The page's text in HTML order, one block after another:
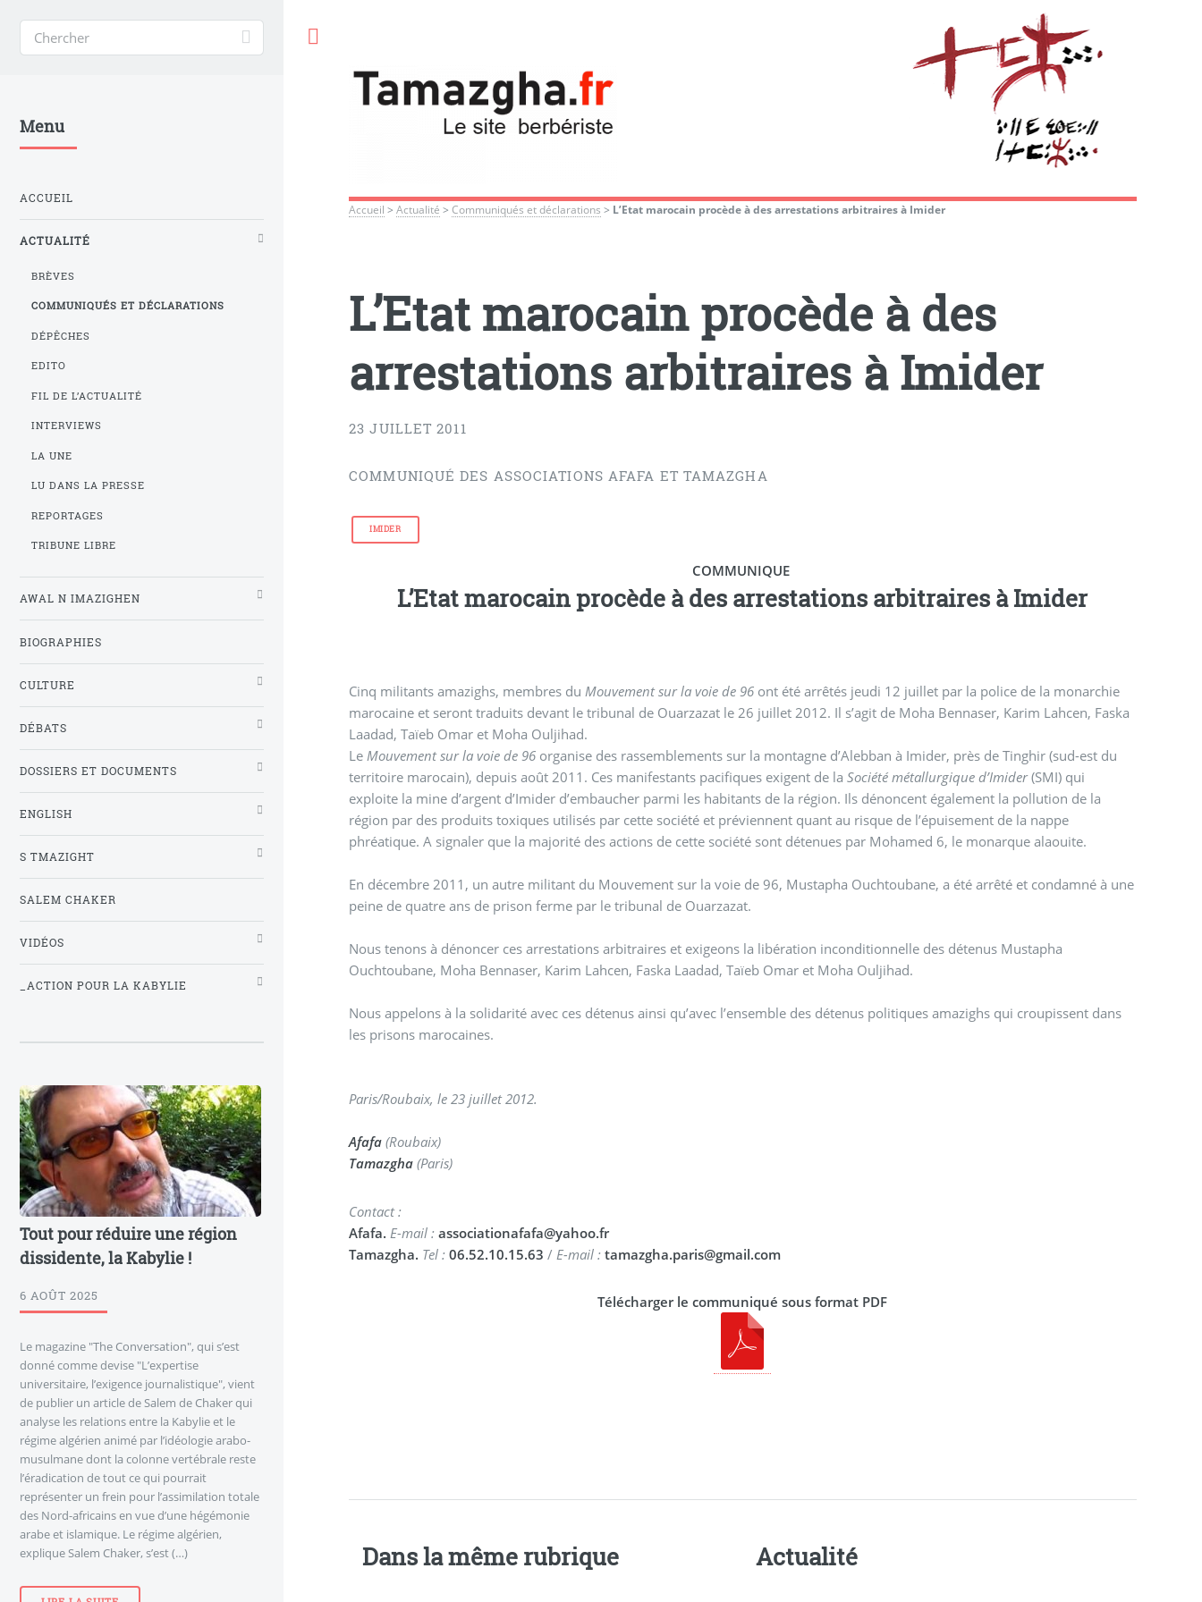
Accueil >Actualité >Communiqués et déclarations > L’Etat marocain procède à des arrestations arbitraires à Imider
L’Etat marocain procède à des
arrestations arbitraires à Imider
23 JUILLET 2011
COMMUNIQUÉ DES ASSOCIATIONS AFAFA ET TAMAZGHA
IMIDER
COMMUNIQUE
L’Etat marocain procède à des arrestations arbitraires à Imider
Cinq militants amazighs, membres duMouvement sur la voie de 96 ont été arrêtés jeudi 12 juillet par la police de la monarchie
marocaine et seront traduits devant le tribunal de Ouarzazat le 26 juillet 2012. Il s’agit de Moha Bennaser, Karim Lahcen, Faska
Laadad, Taïeb Omar et Moha Ouljihad.
LeMouvement sur la voie de 96 organise des rassemblements sur la montagne d’Alebban à Imider, près de Tinghir (sud-est du
territoire marocain), depuis août 2011. Ces manifestants pacifiques exigent de laSociété métallurgique d’Imider(SMI) qui
exploite la mine d’argent d’Imider d’embaucher parmi les habitants de la région. Ils dénoncent également la pollution de la
région par des produits toxiques utilisés par cette société et préviennent quant au risque de l’épuisement de la nappe
phréatique. A signaler que la majorité des actions de cette société sont détenues par Mohamed 6, le monarque alaouite.
En décembre 2011, un autre militant du Mouvement sur la voie de 96, Mustapha Ouchtoubane, a été arrêté et condamné à une
peine de quatre ans de prison ferme par le tribunal de Ouarzazat.
Nous tenons à dénoncer ces arrestations arbitraires et exigeons la libération inconditionnelle des détenus Mustapha
Ouchtoubane, Moha Bennaser, Karim Lahcen, Faska Laadad, Taïeb Omar et Moha Ouljihad.
Nous appelons à la solidarité avec ces détenus ainsi qu’avec l’ensemble des détenus politiques amazighs qui croupissent dans
les prisons marocaines.
Paris/Roubaix, le 23 juillet 2012.
Afafa(Roubaix)
Tamazgha (Paris)
Contact :
Afafa. E-mail :associationafafa@yahoo.fr
Tamazgha. Tel : 06.52.10.15.63 / E-mail : tamazgha.paris@gmail.com
Télécharger le communiqué sous format PDF
Dans la même rubrique Actualité
Menu
ACCUEIL
ACTUALITÉ
BRÈVES
COMMUNIQUÉS ET DÉCLARATIONS
DÉPÊCHES
EDITO
FIL DE L’ACTUALITÉ
INTERVIEWS
LA UNE
LU DANS LA PRESSE
REPORTAGES
TRIBUNE LIBRE
AWAL N IMAZIGHEN
BIOGRAPHIES
CULTURE
DÉBATS
DOSSIERS ET DOCUMENTS
ENGLISH
S TMAZIGHT
SALEM CHAKER
VIDÉOS
_ACTION POUR LA KABYLIE
Tout pour réduire une région
dissidente, la Kabylie !
6 AOÛT 2025
Le magazine "The Conversation", qui s’est
donné comme devise "L’expertise
universitaire, l’exigence journalistique", vient
de publier un article de Salem de Chaker qui
analyse les relations entre la Kabylie et le
régime algérien animé par l’idéologie arabo-
musulmane dont la colonne vertébrale reste
l’éradication de tout ce qui pourrait
représenter un frein pour l’assimilation totale
des Nord-africains en vue d’une hégémonie
arabe et islamique. Le régime algérien,
explique Salem Chaker, s’est (…)